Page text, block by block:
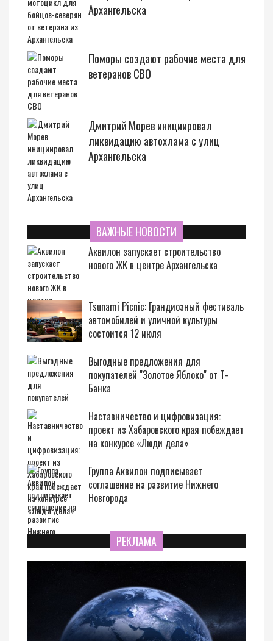
Архангельска
Поморы создают рабочие места для
ветеранов СВО
Дмитрий Морев инициировал
ликвидацию автохлама с улиц
Архангельска
ВАЖНЫЕ НОВОСТИ
Аквилон запускает строительство
нового ЖК в центре Архангельска
Tsunami Picnic: Грандиозный фестиваль
автомобилей и уличной культуры
состоится 12 июля
Выгодные предложения для
покупателей "Золотое Яблоко" от Т-
Банка
Наставничество и цифровизация:
проект из Хабаровского края побеждает
на конкурсе «Люди дела»
Группа Аквилон подписывает
соглашение на развитие Нижнего
Новгорода
РЕКЛАМА